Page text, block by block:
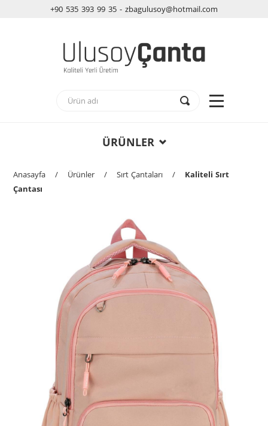
+90 535 393 99 35 - zbagulusoy@hotmail.com
ÜRÜNLER
Anasayfa / Ürünler / Sırt Çantaları /
Kaliteli Sırt
Çantası